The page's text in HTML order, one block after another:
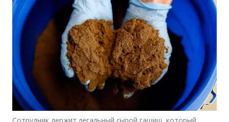
Сотрудник держит легальный сырой гашиш, который